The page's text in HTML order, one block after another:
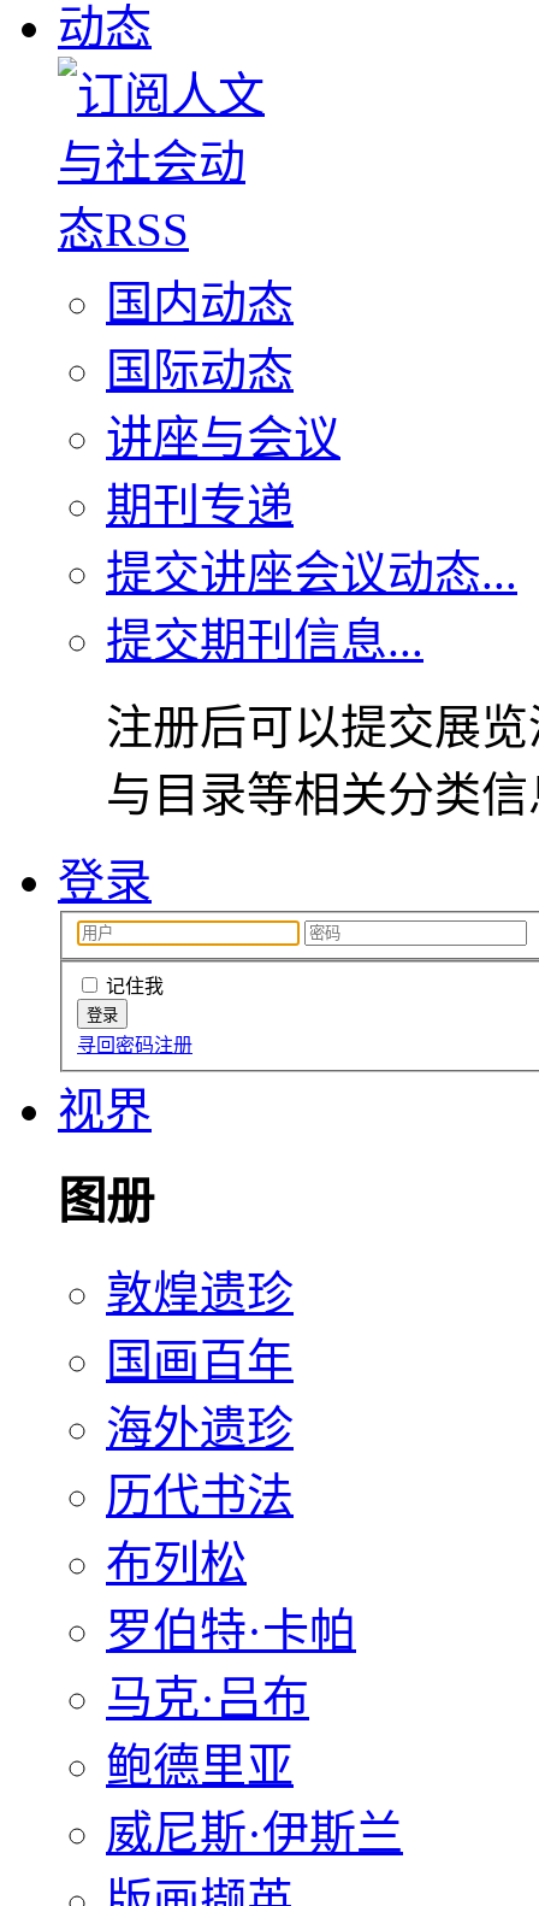
动态
国内动态
国际动态
讲座与会议
期刊专递
提交讲座会议动态...
提交期刊信息...
注册后可以提交展
与目录等相关分类
登录
记住我
寻回密码注册
视界
图册
敦煌遗珍
国画百年
海外遗珍
历代书法
布列松
罗伯特·卡帕
马克·吕布
鲍德里亚
威尼斯·伊斯兰